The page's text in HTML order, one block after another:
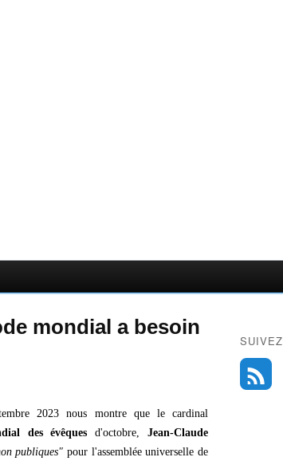
mondial a besoin
2023 nous montre que le cardinal
des évêques d'octobre,Jean-Claude
publiques" pour l'assemblée universelle de